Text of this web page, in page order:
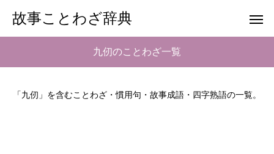
故事ことわざ辞典
九仞のことわざ一覧
「九仞」を含むことわざ・慣用句・故事成語・四字熟語の一覧。